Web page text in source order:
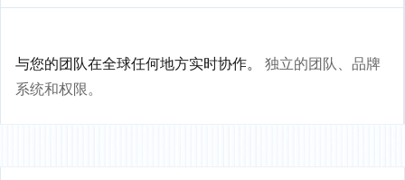
与您的团队在全球任何地方实时协作。
独立的团队、品牌
系统和权限。